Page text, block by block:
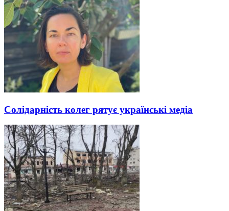
Солідарність колег рятує українські медіа